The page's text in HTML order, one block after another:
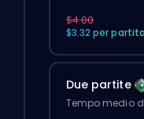
$4.00
$3.32 per partita
Due partite
Tempo medio